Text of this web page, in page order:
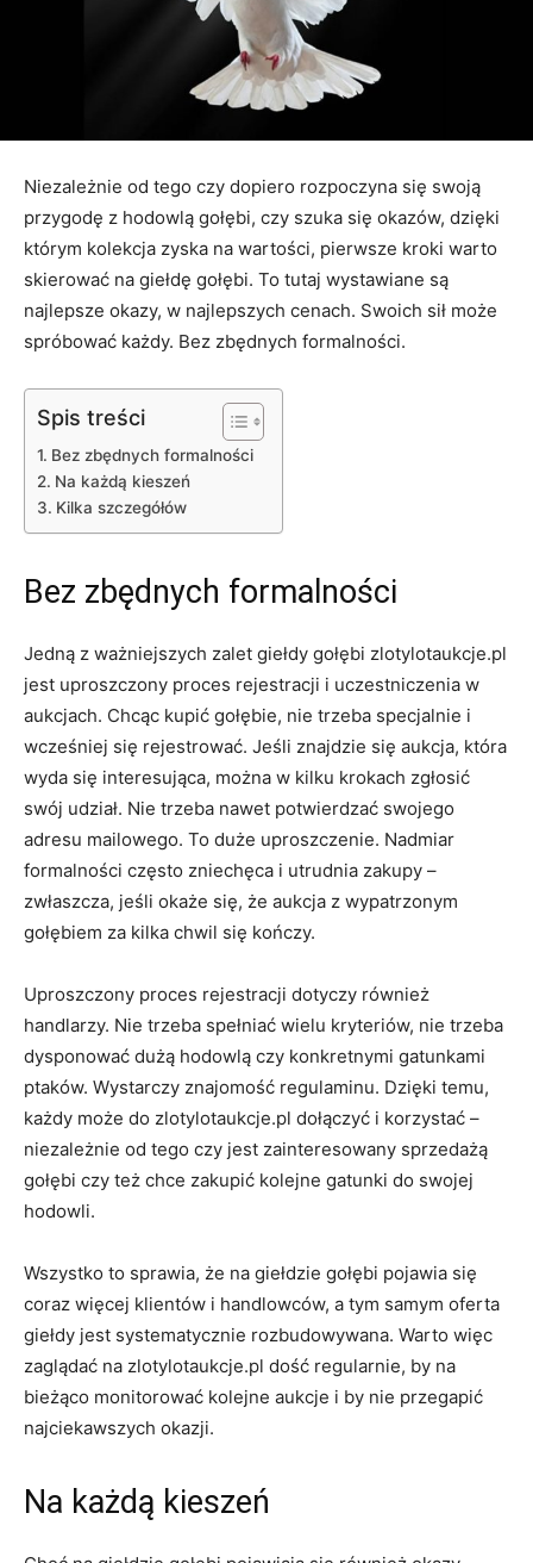
Niezależnie od tego czy dopiero rozpoczyna się swoją
przygodę z hodowlą gołębi, czy szuka się okazów, dzięki
którym kolekcja zyska na wartości, pierwsze kroki warto
skierować na giełdę gołębi. To tutaj wystawiane są
najlepsze okazy, w najlepszych cenach. Swoich sił może
spróbować każdy. Bez zbędnych formalności.
Spis treści
Bez zbędnych formalności
Na każdą kieszeń
Kilka szczegółów
Bez zbędnych formalności
Jedną z ważniejszych zalet giełdy gołębi zlotylotaukcje.pl
jest uproszczony proces rejestracji i uczestniczenia w
aukcjach. Chcąc kupić gołębie, nie trzeba specjalnie i
wcześniej się rejestrować. Jeśli znajdzie się aukcja, która
wyda się interesująca, można w kilku krokach zgłosić
swój udział. Nie trzeba nawet potwierdzać swojego
adresu mailowego. To duże uproszczenie. Nadmiar
formalności często zniechęca i utrudnia zakupy –
zwłaszcza, jeśli okaże się, że aukcja z wypatrzonym
gołębiem za kilka chwil się kończy.
Uproszczony proces rejestracji dotyczy również
handlarzy. Nie trzeba spełniać wielu kryteriów, nie trzeba
dysponować dużą hodowlą czy konkretnymi gatunkami
ptaków. Wystarczy znajomość regulaminu. Dzięki temu,
każdy może do zlotylotaukcje.pl dołączyć i korzystać –
niezależnie od tego czy jest zainteresowany sprzedażą
gołębi czy też chce zakupić kolejne gatunki do swojej
hodowli.
Wszystko to sprawia, że na giełdzie gołębi pojawia się
coraz więcej klientów i handlowców, a tym samym oferta
giełdy jest systematycznie rozbudowywana. Warto więc
zaglądać na zlotylotaukcje.pl dość regularnie, by na
bieżąco monitorować kolejne aukcje i by nie przegapić
najciekawszych okazji.
Na każdą kieszeń